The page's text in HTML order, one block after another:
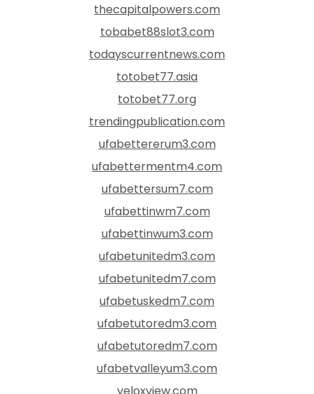
thecapitalpowers.com
tobabet88slot3.com
todayscurrentnews.com
totobet77.asia
totobet77.org
trendingpublication.com
ufabettererum3.com
ufabettermentm4.com
ufabettersum7.com
ufabettinwm7.com
ufabettinwum3.com
ufabetunitedm3.com
ufabetunitedm7.com
ufabetuskedm7.com
ufabetutoredm3.com
ufabetutoredm7.com
ufabetvalleyum3.com
veloxview.com